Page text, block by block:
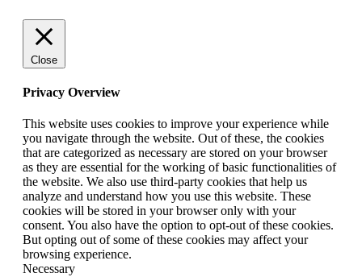
Close
Privacy Overview
This website uses cookies to improve your experience while
you navigate through the website. Out of these, the cookies
that are categorized as necessary are stored on your browser
as they are essential for the working of basic functionalities of
the website. We also use third-party cookies that help us
analyze and understand how you use this website. These
cookies will be stored in your browser only with your
consent. You also have the option to opt-out of these cookies.
But opting out of some of these cookies may affect your
browsing experience.
Necessary